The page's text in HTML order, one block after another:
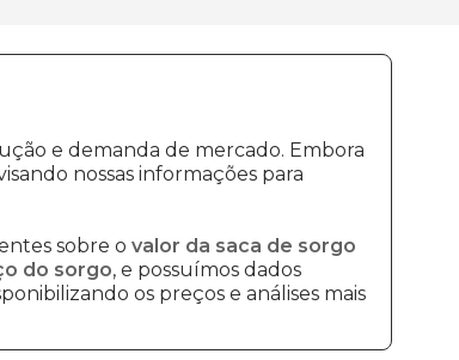
e demanda de mercado. Embora
nossas informações para
sobre o valor da saca de sorgo
do sorgo, e possuímos dados
os preços e análises mais